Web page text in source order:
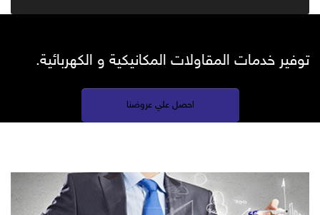
توفير خدمات المقاولات المكانيكية و الكهربائية.
احصل علي عروضنا